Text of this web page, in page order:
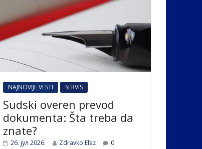
NAJNOVIJE VESTI SERVIS
Sudski overen prevod
dokumenta: Šta treba da
znate?
26. јул 2026. Zdravko Elez 0